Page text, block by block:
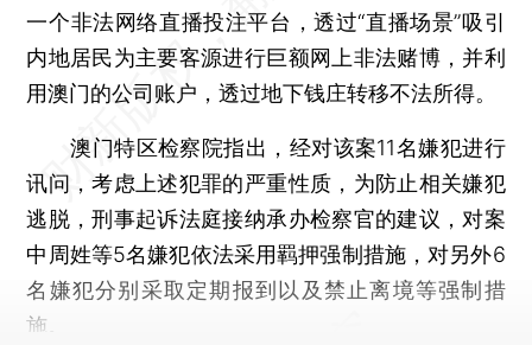
一个非法网络直播投注平台，透过“直播场景”吸引
内地居民为主要客源进行巨额网上非法赌博，并利
用澳门的公司账户，透过地下钱庄转移不法所得。
澳门特区检察院指出，经对该案11名嫌犯进行
讯问，考虑上述犯罪的严重性质，为防止相关嫌犯
逃脱，刑事起诉法庭接纳承办检察官的建议，对案
中周姓等5名嫌犯依法采用羁押强制措施，对另外6
名嫌犯分别采取定期报到以及禁止离境等强制措
施。